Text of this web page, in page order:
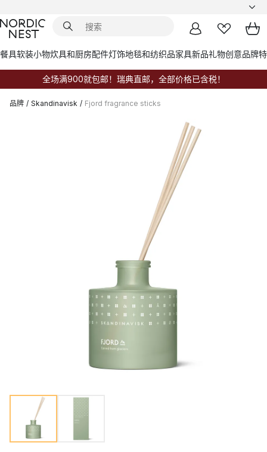
餐具软装小物炊具和厨房配件灯饰地毯和纺织品家具新品礼物创意品牌
全场满900就包邮！瑞典直邮，全部价格已含税！
品牌 / Skandinavisk / Fjord fragrance sticks